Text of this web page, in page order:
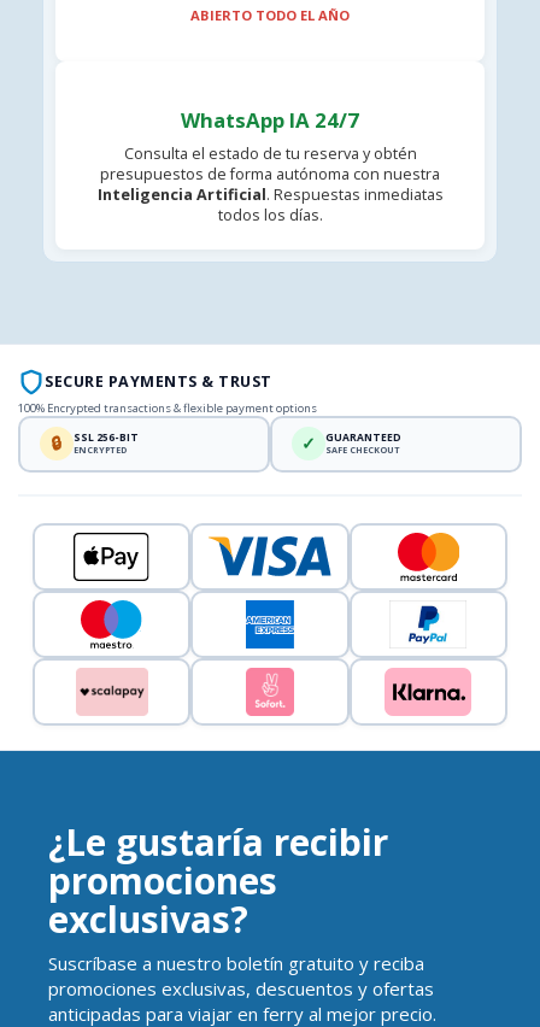
ABIERTO TODO EL AÑO
WhatsApp IA 24/7
Consulta el estado de tu reserva y obtén
presupuestos de forma autónoma con nuestra
Inteligencia Artificial. Respuestas inmediatas
todos los días.
SECURE PAYMENTS & TRUST
100% Encrypted transactions & flexible payment options
🔒 SSL 256-BIT
ENCRYPTED ✓ GUARANTEED
SAFE CHECKOUT
¿Le gustaría recibir
promociones
exclusivas?
Suscríbase a nuestro boletín gratuito y reciba
promociones exclusivas, descuentos y ofertas
anticipadas para viajar en ferry al mejor precio.